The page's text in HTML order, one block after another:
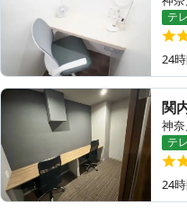
テ
24
関
神
テ
24